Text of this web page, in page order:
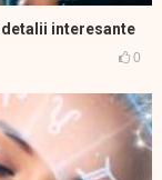
interesante
0